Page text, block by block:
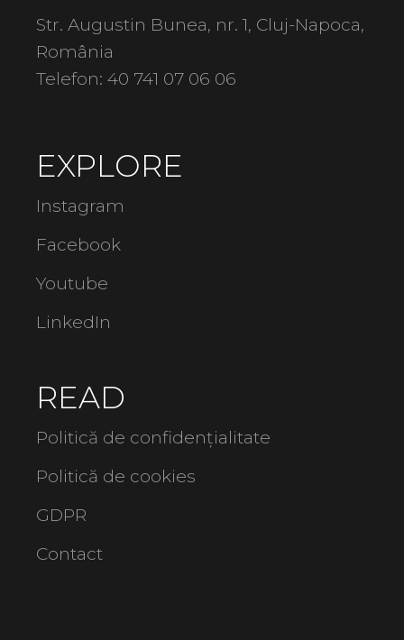
Str. Augustin Bunea, nr. 1, Cluj-Napoca,
România
Telefon:40 741 07 06 06
EXPLORE
Instagram
Facebook
Youtube
LinkedIn
READ
Politică de confidențialitate
Politică de cookies
GDPR
Contact